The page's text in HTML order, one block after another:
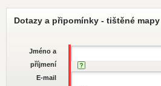
Dotazy a připomínky - tištěné mapy
Jméno a
příjmení
E-mail